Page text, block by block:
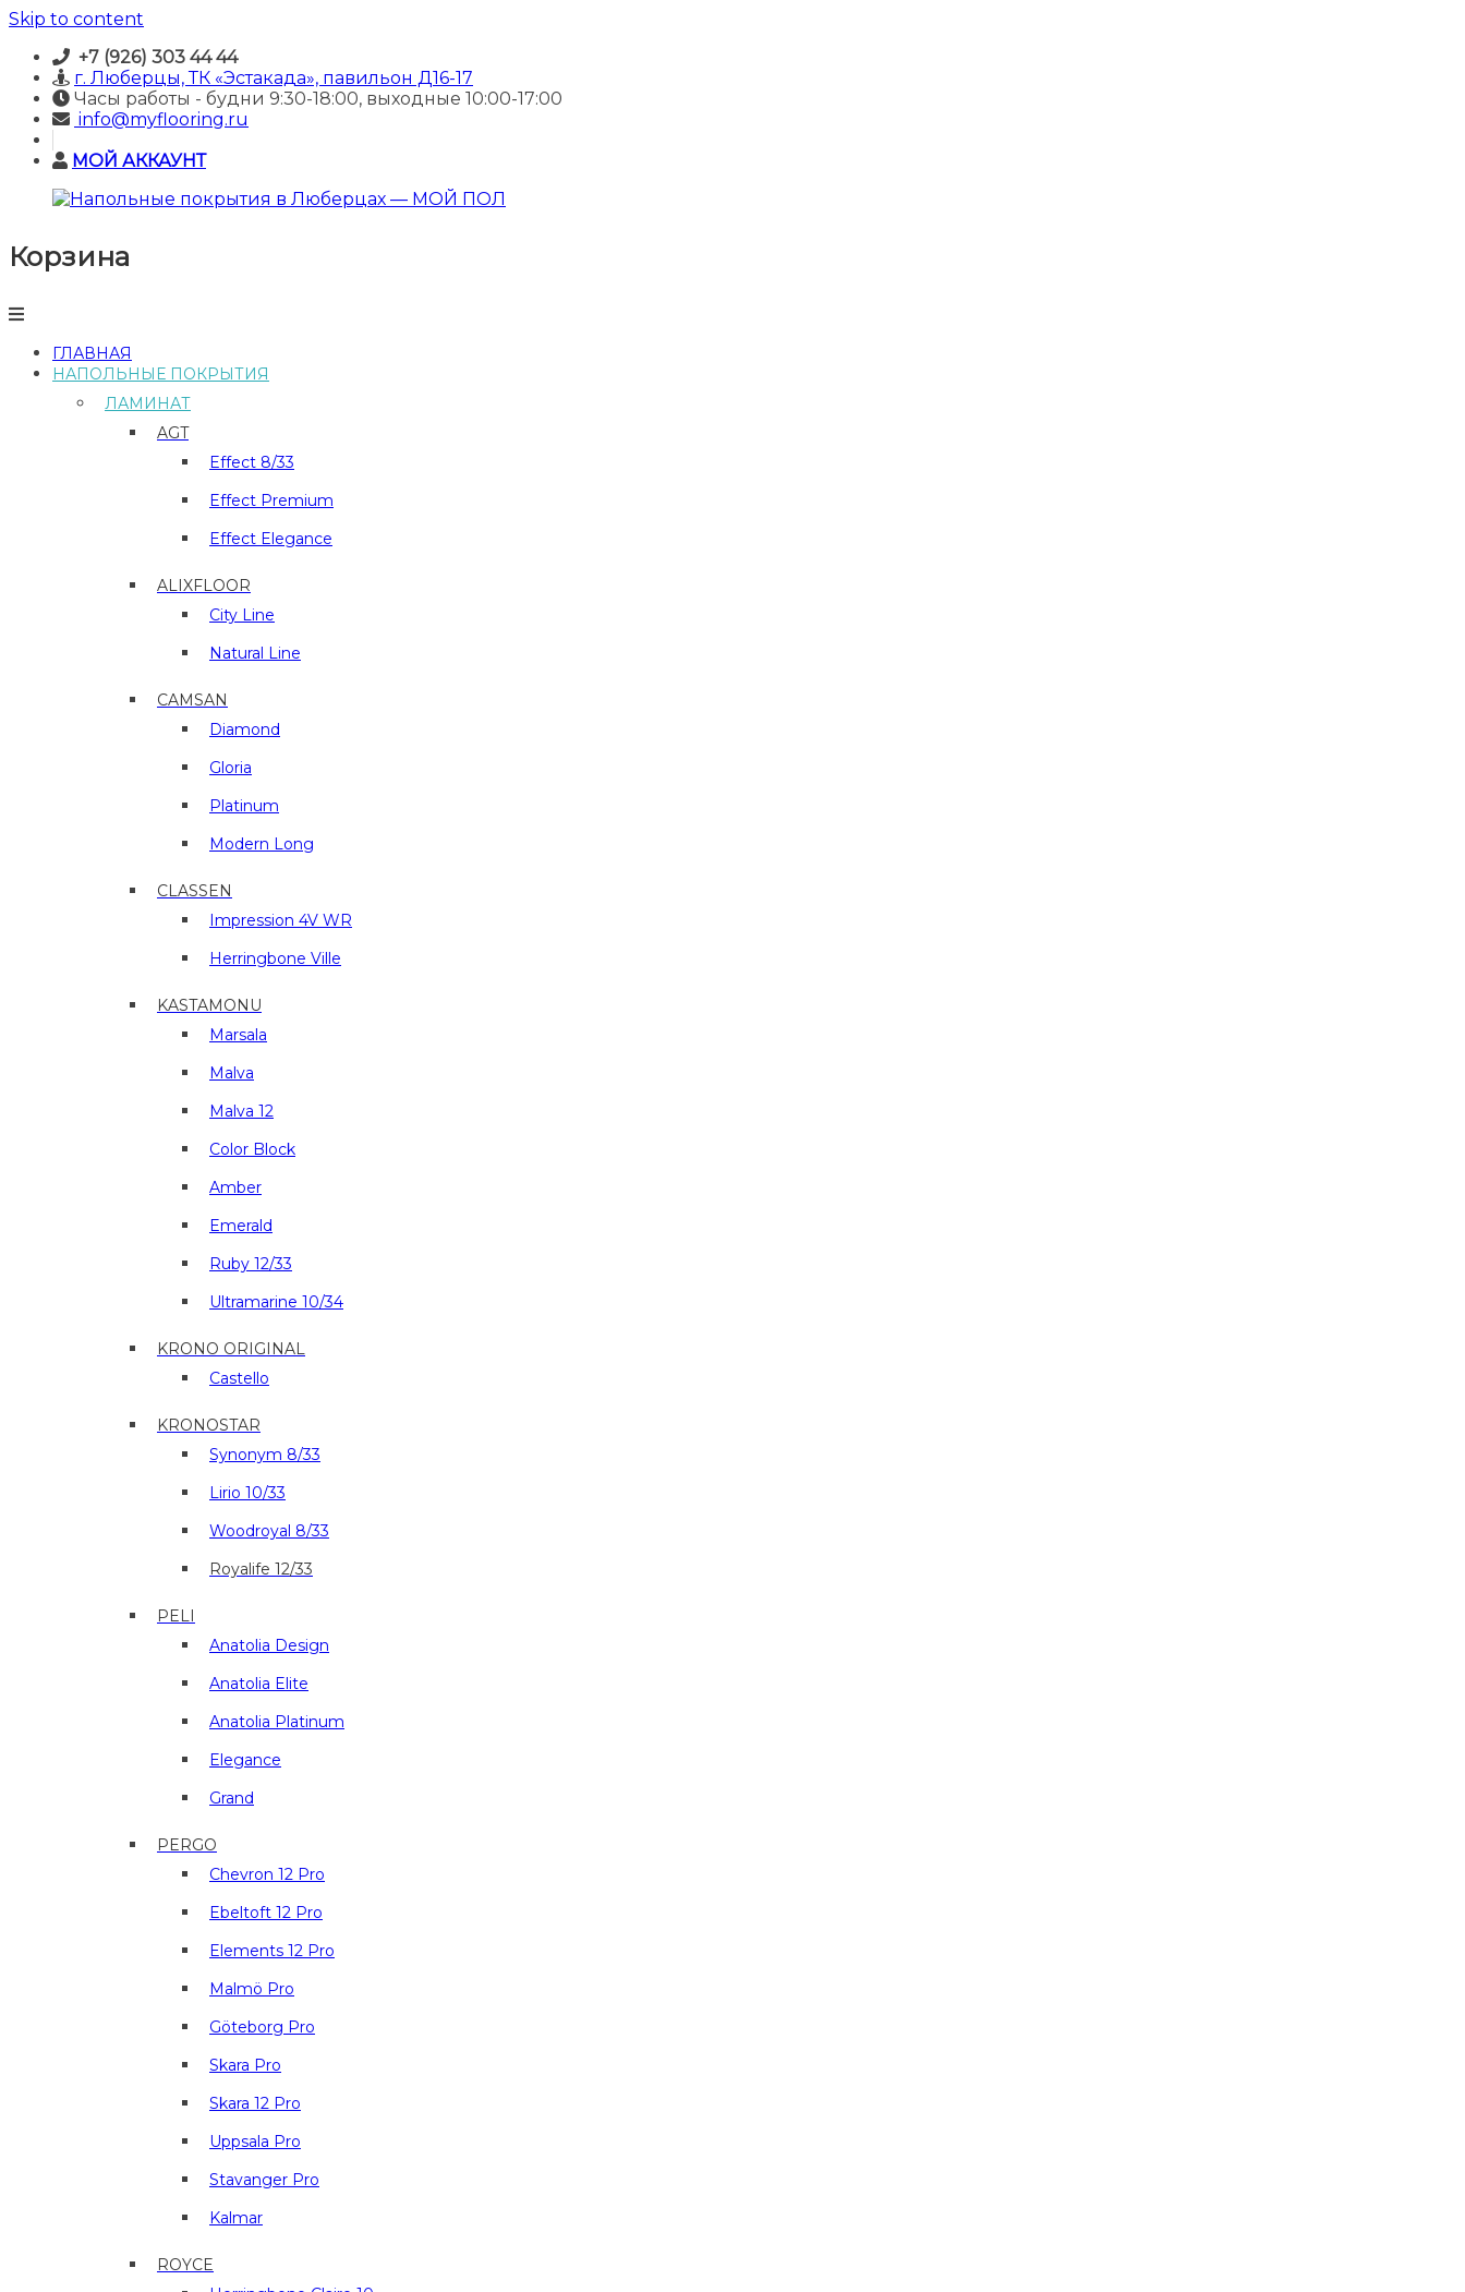
Skip to content
+7 (926) 303 44 44
г. Люберцы, ТК «Эстакада», павильон Д16-17
Часы работы - будни 9:30-18:00, выходные 10:00-17:00
info@myflooring.ru
МОЙ АККАУНТ
Напольные
покрытия
Люберцах
МОЙ
ПОЛ
Корзина
ГЛАВНАЯ
НАПОЛЬНЫЕ ПОКРЫТИЯ
ЛАМИНАТ
AGT
Effect 8/33
Effect Premium
Effect Elegance
ALIXFLOOR
City Line
Natural Line
CAMSAN
Diamond
Gloria
Platinum
Modern Long
CLASSEN
Impression 4V WR
Herringbone Ville
KASTAMONU
Marsala
Malva
Malva 12
Color Block
Amber
Emerald
Ruby 12/33
Ultramarine 10/34
KRONO ORIGINAL
Castello
KRONOSTAR
Synonym 8/33
Lirio 10/33
Woodroyal 8/33
Royalife 12/33
PELI
Anatolia Design
Anatolia Elite
Anatolia Platinum
Elegance
Grand
PERGO
Chevron 12 Pro
Ebeltoft 12 Pro
Elements 12 Pro
Malmö Pro
Göteborg Pro
Skara Pro
Skara 12 Pro
Uppsala Pro
Stavanger Pro
Kalmar
ROYCE